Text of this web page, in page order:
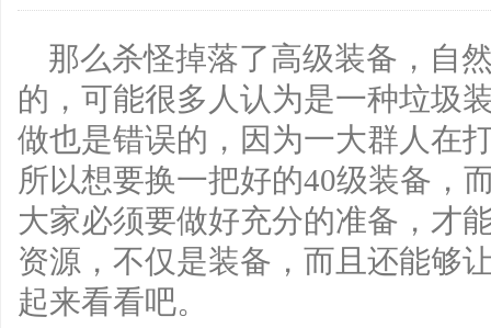
那么杀怪掉落了高级装备，自
的，可能很多人认为是一种垃圾
做也是错误的，因为一大群人在
所以想要换一把好的40级装备，
大家必须要做好充分的准备，才
资源，不仅是装备，而且还能够
起来看看吧。